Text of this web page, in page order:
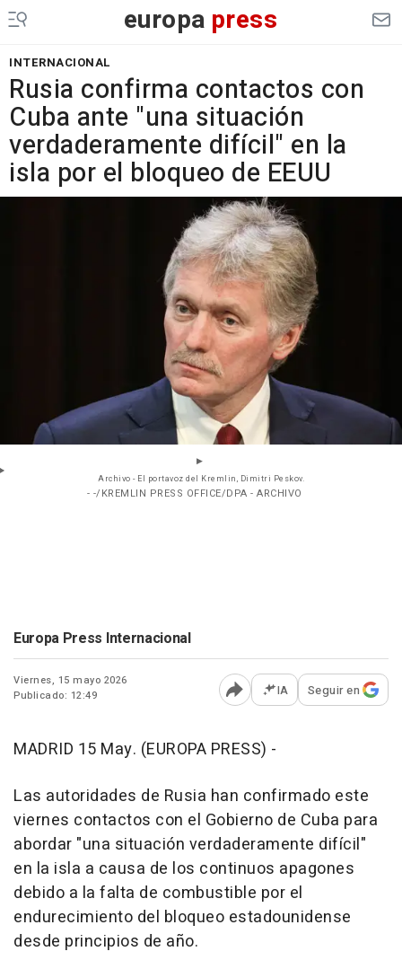
europa press
INTERNACIONAL
Rusia confirma contactos con
Cuba ante "una situación
verdaderamente difícil" en la
isla por el bloqueo de EEUU
Archivo - El portavoz del Kremlin, Dimitri Peskov.
- -/KREMLIN PRESS OFFICE/DPA - ARCHIVO
Europa Press Internacional
Viernes, 15 mayo 2026
Publicado: 12:49
Abrir opciones para
IA Seguir en
MADRID 15 May. (EUROPA PRESS) -
Las autoridades de Rusia han confirmado este
viernes contactos con el Gobierno de Cuba para
abordar "una situación verdaderamente difícil"
en la isla a causa de los continuos apagones
debido a la falta de combustible por el
endurecimiento del bloqueo estadounidense
desde principios de año.